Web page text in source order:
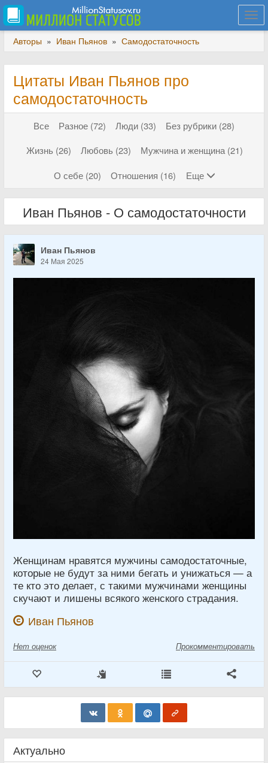
Авторы » Иван Пьянов » Самодостаточность
Цитаты Иван Пьянов про
самодостаточность
Все Разное (72) Люди (33)
Без рубрики (28)
Жизнь (26)
Любовь (23)
Мужчина и женщина (21)
О себе (20)
Отношения (16) Еще
Иван Пьянов - О самодостаточности
Иван Пьянов
24 Мая 2025
Женщинам нравятся мужчины самодостаточные,
которые не будут за ними бегать и унижаться — а
те кто это делает, с такими мужчинами женщины
скучают и лишены всякого женского страдания.
Иван Пьянов
Нет оценок Прокомментировать
Актуально